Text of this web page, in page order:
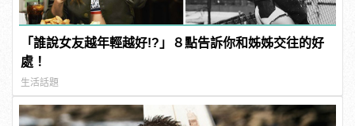
「誰說女友越年輕越好!?」８點告訴你和姊姊交往的好
處！
生活話題